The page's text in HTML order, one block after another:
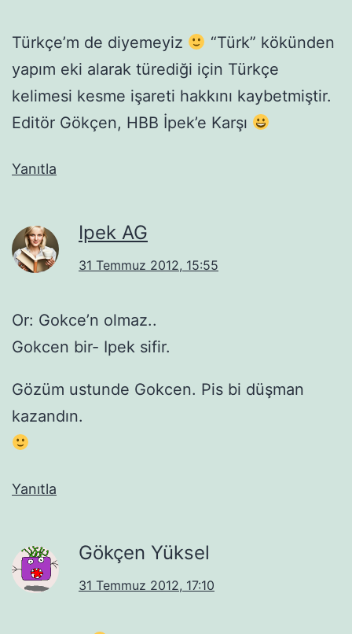
Türkçe’m de diyemeyiz
“Türk” kökünden
yapım eki alarak türediği için Türkçe
kelimesi kesme işareti hakkını kaybetmiştir.
Editör Gökçen, HBB İpek’e Karşı
Yanıtla
Ipek AG
31 Temmuz 2012, 15:55
Or: Gokce’n olmaz..
Gokcen bir- Ipek sifir.
Gözüm ustunde Gokcen. Pis bi düşman
kazandın.
Yanıtla
Gökçen Yüksel
31 Temmuz 2012, 17:10